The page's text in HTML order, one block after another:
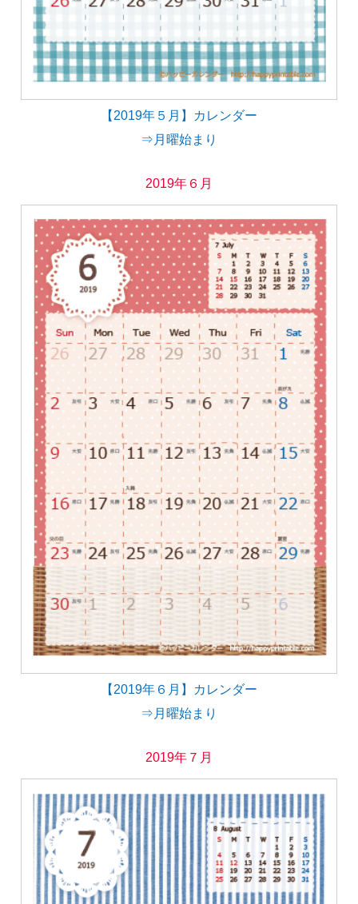
【2019年５月】カレンダー
⇒月曜始まり
2019年６月
【2019年６月】カレンダー
⇒月曜始まり
2019年７月